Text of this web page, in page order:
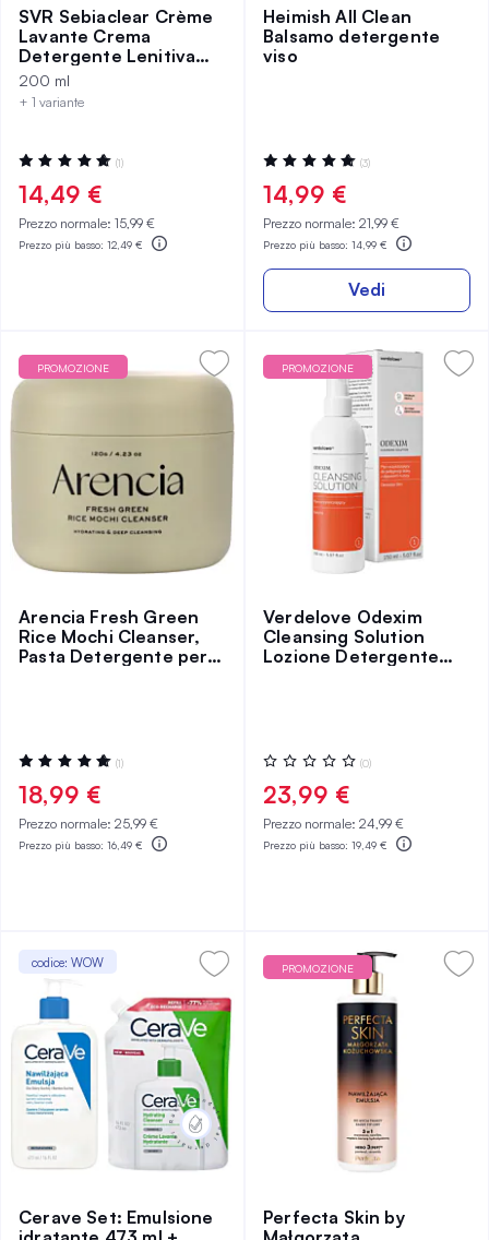
SVR Sebiaclear Crème
Lavante Crema
Detergente Lenitiva
per Pelle Acneica e
Sensibile 200 ml
200 ml
+ 1 variante
Valutazione:
100%
(1)
14,49 €
Prezzo normale: 15,99 €
Prezzo più basso: 12,49 €
Heimish All Clean
Balsamo detergente
viso
Valutazione:
100%
(3)
14,99 €
Prezzo normale: 21,99 €
Prezzo più basso: 14,99 €
Vedi
PROMOZIONE
Arencia Fresh Green
Rice Mochi Cleanser,
Pasta Detergente per il
Valutazione:
100%
(1)
18,99 €
Prezzo normale: 25,99 €
Prezzo più basso: 16,49 €
PROMOZIONE
Verdelove Odexim
Cleansing Solution
Lozione Detergente
Valutazione:
0%
(0)
23,99 €
Prezzo normale: 24,99 €
Prezzo più basso: 19,49 €
codice: WOW
Cerave Set: Emulsione
PROMOZIONE
Perfecta Skin by